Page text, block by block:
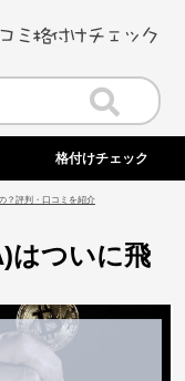
格付けチェック
？評判・口コミを紹介
はついに飛